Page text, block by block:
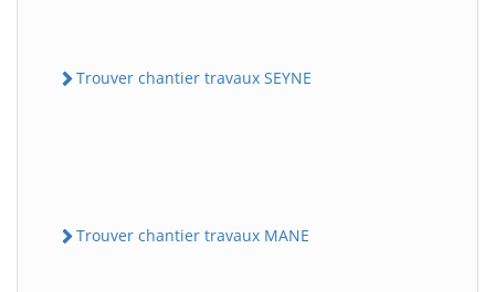
Trouver chantier travaux SEYNE
Trouver chantier travaux MANE